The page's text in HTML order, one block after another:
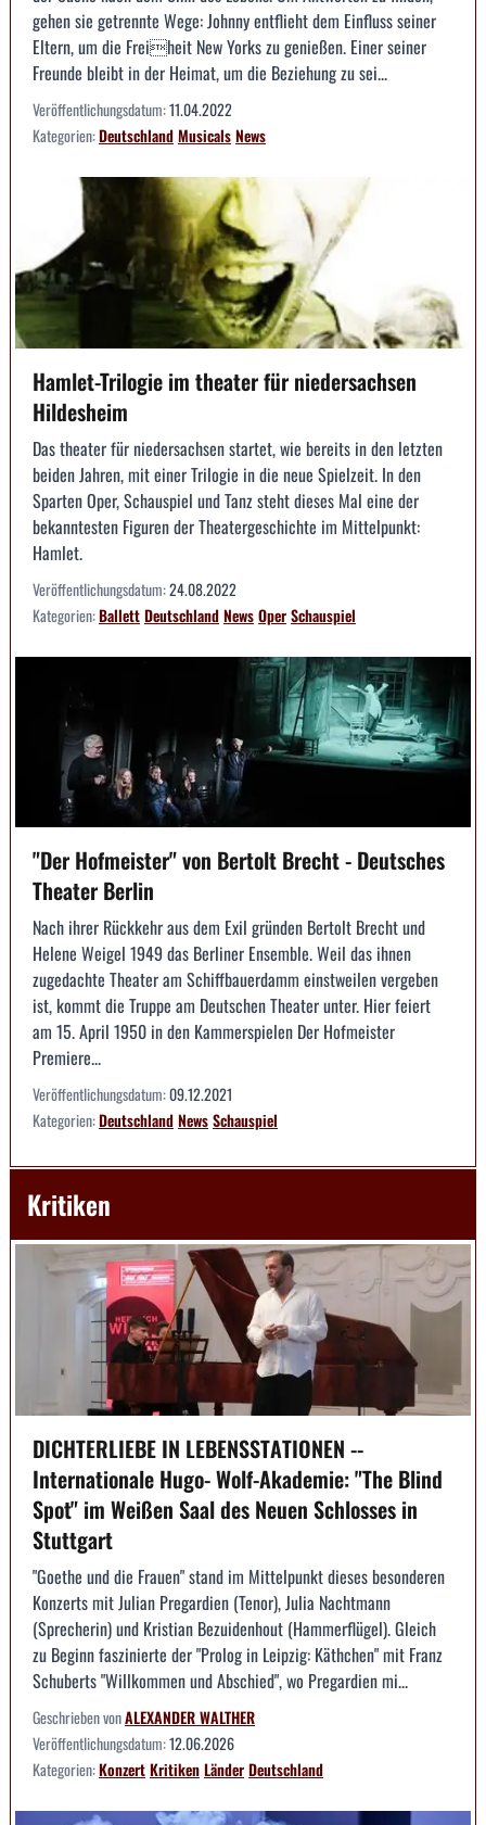
gehen sie getrennte Wege: Johnny entflieht dem Einfluss seiner
Eltern, um die Freiheit New Yorks zu genießen. Einer seiner
Freunde bleibt in der Heimat, um die Beziehung zu sei...
Veröffentlichungsdatum:11.04.2022
Kategorien:DeutschlandMusicalsNews
Hamlet-Trilogie im theater für niedersachsen
Hildesheim
Das theater für niedersachsen startet, wie bereits in den letzten
beiden Jahren, mit einer Trilogie in die neue Spielzeit. In den
Sparten Oper, Schauspiel und Tanz steht dieses Mal eine der
bekanntesten Figuren der Theatergeschichte im Mittelpunkt:
Hamlet.
Veröffentlichungsdatum:24.08.2022
Kategorien:BallettDeutschlandNewsOperSchauspiel
"Der Hofmeister" von Bertolt Brecht - Deutsches
Theater Berlin
Nach ihrer Rückkehr aus dem Exil gründen Bertolt Brecht und
Helene Weigel 1949 das Berliner Ensemble. Weil das ihnen
zugedachte Theater am Schiffbauerdamm einstweilen vergeben
ist, kommt die Truppe am Deutschen Theater unter. Hier feiert
am 15. April 1950 in den Kammerspielen Der Hofmeister
Premiere...
Veröffentlichungsdatum:09.12.2021
Kategorien:DeutschlandNewsSchauspiel
Kritiken
DICHTERLIEBE IN LEBENSSTATIONEN --
Internationale Hugo- Wolf-Akademie: "The Blind
Spot" im Weißen Saal des Neuen Schlosses in
Stuttgart
"Goethe und die Frauen" stand im Mittelpunkt dieses besonderen
Konzerts mit Julian Pregardien (Tenor), Julia Nachtmann
(Sprecherin) und Kristian Bezuidenhout (Hammerflügel). Gleich
zu Beginn faszinierte der "Prolog in Leipzig: Käthchen" mit Franz
Schuberts "Willkommen und Abschied", wo Pregardien mi...
Geschrieben vonALEXANDER WALTHER
Veröffentlichungsdatum:12.06.2026
Kategorien:KonzertKritikenLänderDeutschland